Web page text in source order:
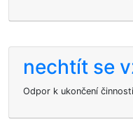
nechtít se
Odpor k ukončení